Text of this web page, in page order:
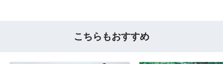
こちらもおすすめ